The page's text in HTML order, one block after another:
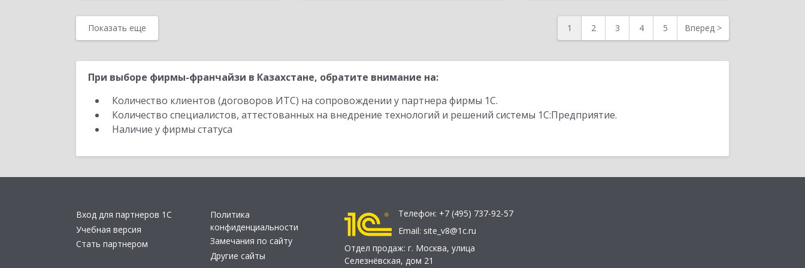
Показать еще 1 2 3 4 5 Вперед >
При выборе фирмы-франчайзи в Казахстане, обратите внимание на:
Количество клиентов (договоров ИТС) на сопровождении у партнера фирмы 1С.
Количество специалистов, аттестованных на внедрение технологий и решений системы 1С:Предприятие.
Наличие у фирмы статуса
Вход для партнеров 1С
Учебная версия
Стать партнером
Политика
конфиденциальности
Замечания по сайту
Другие сайты
Телефон: +7 (495) 737-92-57
Email: site_v8@1c.ru
Отдел продаж: г. Москва, улица
Селезнёвская, дом 21